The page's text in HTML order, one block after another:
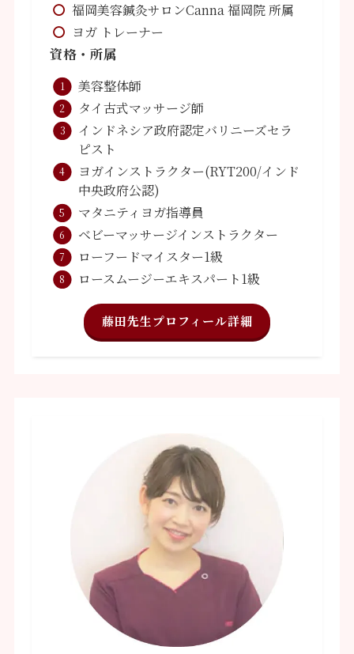
福岡美容鍼灸サロンCanna 福岡院 所属
ヨガ トレーナー
資格・所属
美容整体師
タイ古式マッサージ師
インドネシア政府認定バリニーズセラ
ピスト
ヨガインストラクター(RYT200/インド
中央政府公認)
マタニティヨガ指導員
ベビーマッサージインストラクター
ローフードマイスター1級
ロースムージーエキスパート1級
藤田先生プロフィール詳細